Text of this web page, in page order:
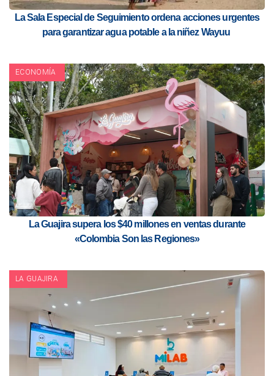
La Sala Especial de Seguimiento ordena acciones urgentes
para garantizar agua potable a la niñez Wayuu
ECONOMÍA
La Guajira supera los $40 millones en ventas durante
«Colombia Son las Regiones»
LA GUAJIRA